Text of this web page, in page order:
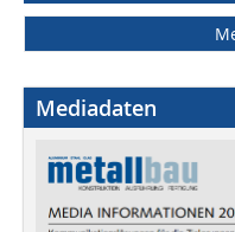
Mediadaten